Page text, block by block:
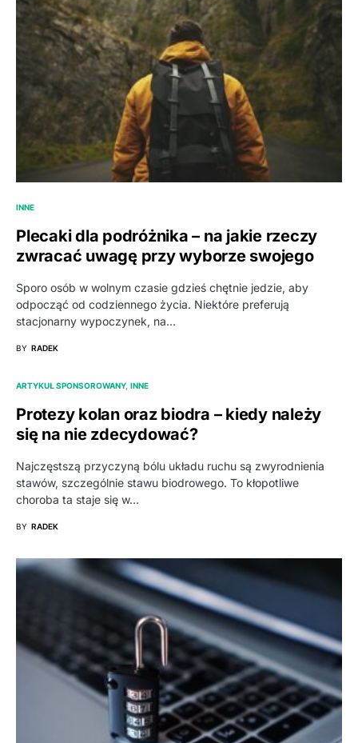
INNE
Plecaki dla podróżnika – na jakie rzeczy
zwracać uwagę przy wyborze swojego
Sporo osób w wolnym czasie gdzieś chętnie jedzie, aby
odpocząć od codziennego życia. Niektóre preferują
stacjonarny wypoczynek, na…
BY RADEK
ARTYKUŁ SPONSOROWANY INNE
Protezy kolan oraz biodra – kiedy należy
się na nie zdecydować?
Najczęstszą przyczyną bólu układu ruchu są zwyrodnienia
stawów, szczególnie stawu biodrowego. To kłopotliwe
choroba ta staje się w…
BY RADEK